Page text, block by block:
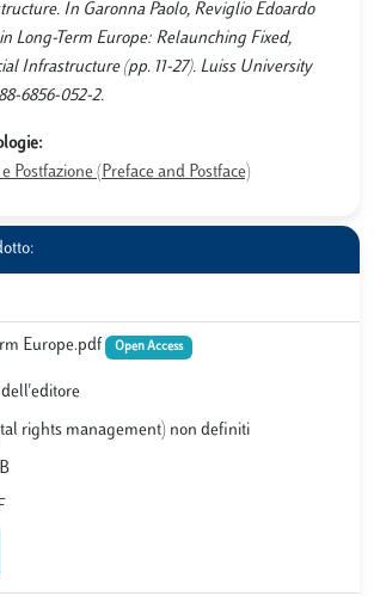
In Garonna Paolo, Reviglio Edoardo
Long-Term Europe: Relaunching Fixed,
Infrastructure (pp. 11-27). Luiss University
6856-052-2.
Postfazione (Preface and Postface)
Europe.pdf Open Access
dell'editore
rights management) non definiti